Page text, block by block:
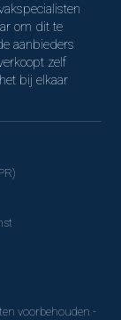
om dit te
aanbieders
zelf
bij elkaar
voorbehouden -